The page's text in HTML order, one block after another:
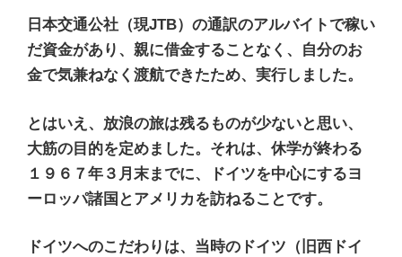
日本交通公社（現JTB）の通訳のアルバイトで稼い
だ資金があり、親に借金することなく、自分のお
金で気兼ねなく渡航できたため、実行しました。
とはいえ、放浪の旅は残るものが少ないと思い、
大筋の目的を定めました。それは、休学が終わる
１９６７年３月末までに、ドイツを中心にするヨ
ーロッパ諸国とアメリカを訪ねることです。
ドイツへのこだわりは、当時のドイツ（旧西ドイ